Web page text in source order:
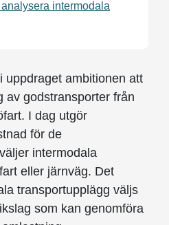
intermodala
uppdraget ambitionen att
av godstransporter från
I dag utgör
för de
intermodala
eller järnväg. Det
transportupplägg väljs
som kan genomföra